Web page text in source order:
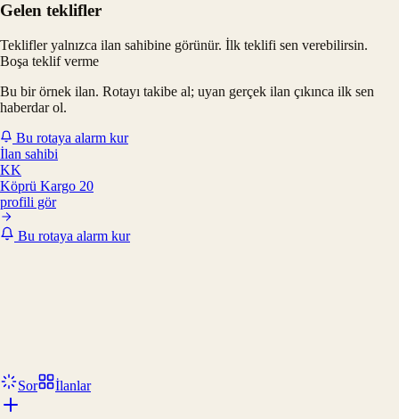
Gelen teklifler
Teklifler yalnızca ilan sahibine görünür. İlk teklifi sen verebilirsin.
Boşa teklif verme
Bu bir örnek ilan. Rotayı takibe al; uyan gerçek ilan çıkınca ilk sen
haberdar ol.
Bu rotaya alarm kur
İlan sahibi
KK
Köprü Kargo 20
profili gör
Bu rotaya alarm kur
Sor İlanlar